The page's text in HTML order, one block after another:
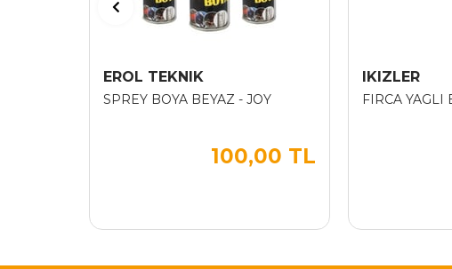
EROL TEKNIK
SPREY BOYA BEYAZ - JOY
100,00 TL
IKIZLER
FIRCA YAGLI